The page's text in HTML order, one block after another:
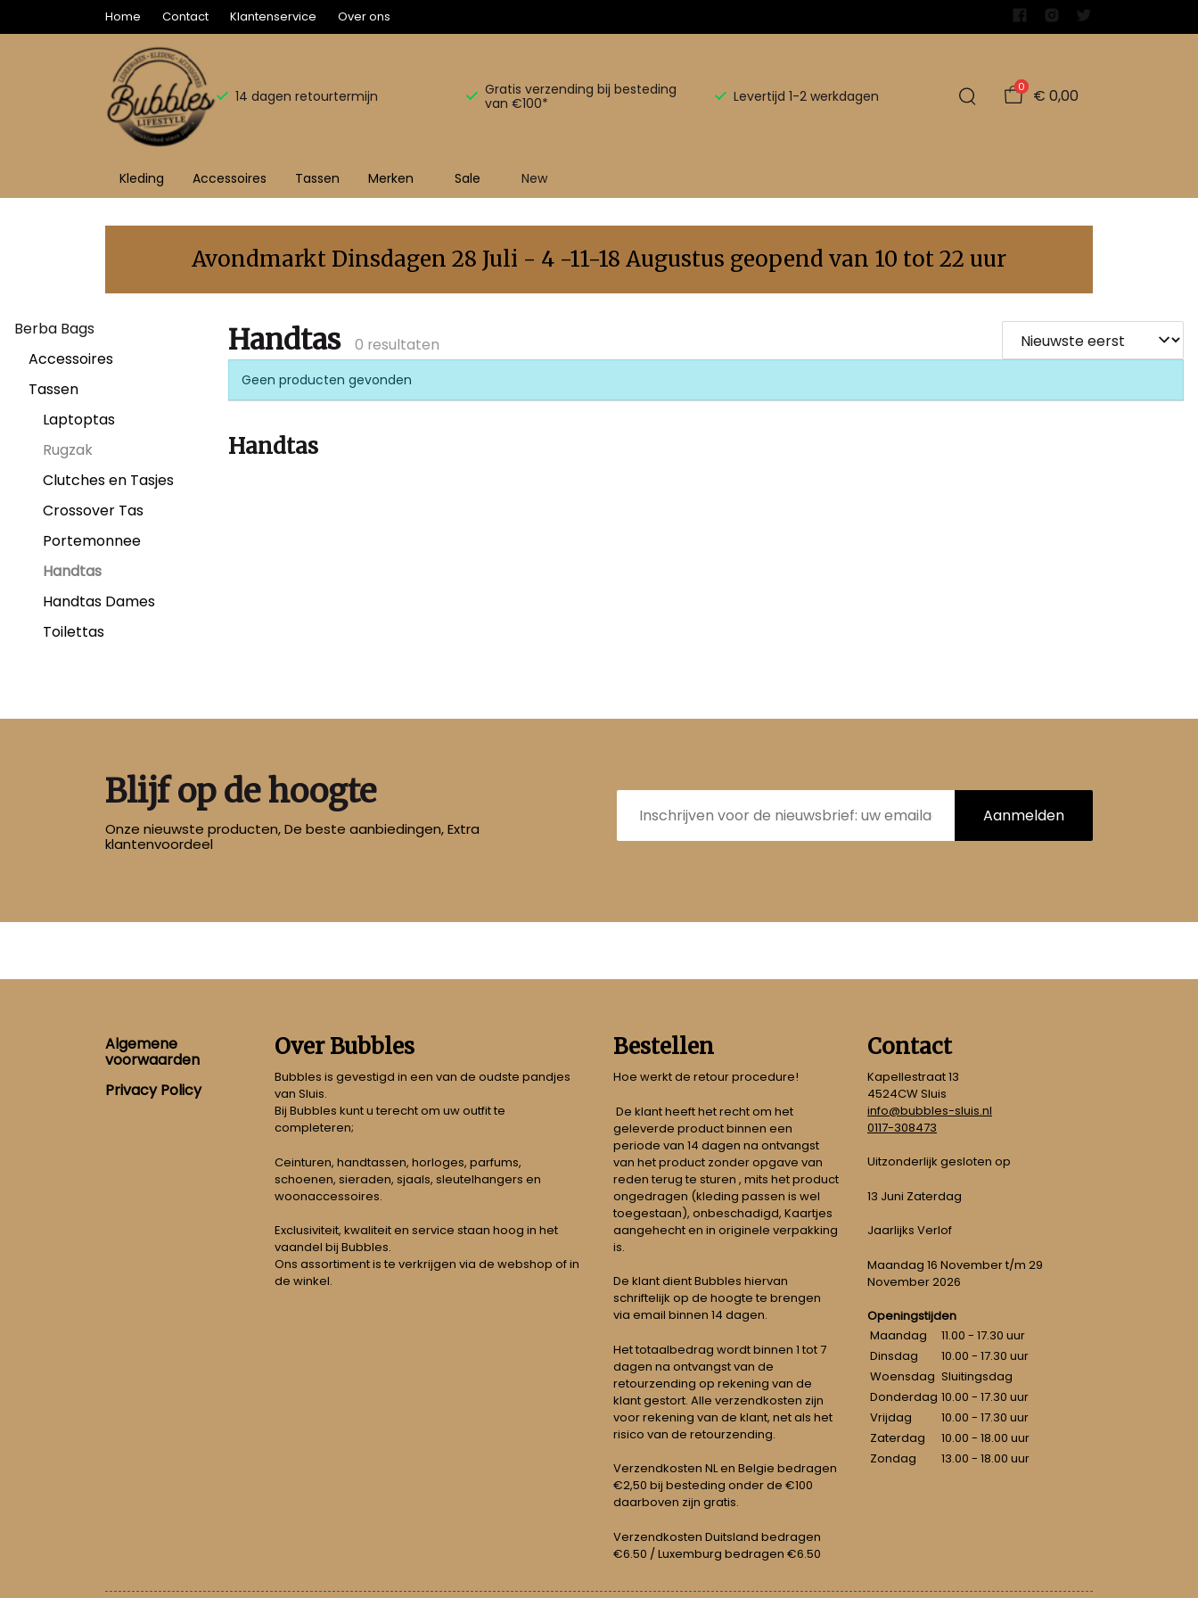
Home Contact Klantenservice Over ons
14 dagen retourtermijn
Gratis verzending bij besteding
van €100*
Levertijd 1-2 werkdagen
0 € 0,00
Kleding Accessoires Tassen Merken Sale New
Handtas
Bubbles
Sluis
Avondmarkt Dinsdagen 28 Juli - 4 -11-18 Augustus geopend van 10 tot 22 uur
Berba Bags
Accessoires
Tassen
Laptoptas
Rugzak
Clutches en Tasjes
Crossover Tas
Portemonnee
Handtas
Handtas Dames
Toilettas
Handtas 0 resultaten
Geen producten gevonden
Handtas
Blijf op de hoogte
Onze nieuwste producten, De beste aanbiedingen, Extra
klantenvoordeel
E-
mailadres Aanmelden
Footer
Algemene
voorwaarden
Privacy Policy
Over Bubbles
Bubbles is gevestigd in een van de oudste pandjes
van Sluis.
Bij Bubbles kunt u terecht om uw outfit te
completeren;
Ceinturen, handtassen, horloges, parfums,
schoenen, sieraden, sjaals, sleutelhangers en
woonaccessoires.
Exclusiviteit, kwaliteit en service staan hoog in het
vaandel bij Bubbles.
Ons assortiment is te verkrijgen via de webshop of in
de winkel.
Bestellen
Hoe werkt de retour procedure!
De klant heeft het recht om het
geleverde product binnen een
periode van 14 dagen na ontvangst
van het product zonder opgave van
reden terug te sturen , mits het product
ongedragen (kleding passen is wel
toegestaan), onbeschadigd, Kaartjes
aangehecht en in originele verpakking
is.
De klant dient Bubbles hiervan
schriftelijk op de hoogte te brengen
via email binnen 14 dagen.
Het totaalbedrag wordt binnen 1 tot 7
dagen na ontvangst van de
retourzending op rekening van de
klant gestort. Alle verzendkosten zijn
voor rekening van de klant, net als het
risico van de retourzending.
Verzendkosten NL en Belgie bedragen
€2,50 bij besteding onder de €100
daarboven zijn gratis.
Verzendkosten Duitsland bedragen
€6.50 / Luxemburg bedragen €6.50
Contact
Kapellestraat 13
4524CW Sluis
info@bubbles-sluis.nl
0117-308473
Uitzonderlijk gesloten op
13 Juni Zaterdag
Jaarlijks Verlof
Maandag 16 November t/m 29
November 2026
Openingstijden
Maandag
11.00 - 17.30 uur
Dinsdag
10.00 - 17.30 uur
Woensdag Sluitingsdag
Donderdag 10.00 - 17.30 uur
Vrijdag
10.00 - 17.30 uur
Zaterdag
10.00 - 18.00 uur
Zondag
13.00 - 18.00 uur